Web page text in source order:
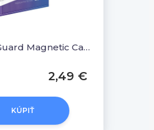
Ultimate Guard Magnetic Card Case 55 PT
2,49 €
KÚPIŤ